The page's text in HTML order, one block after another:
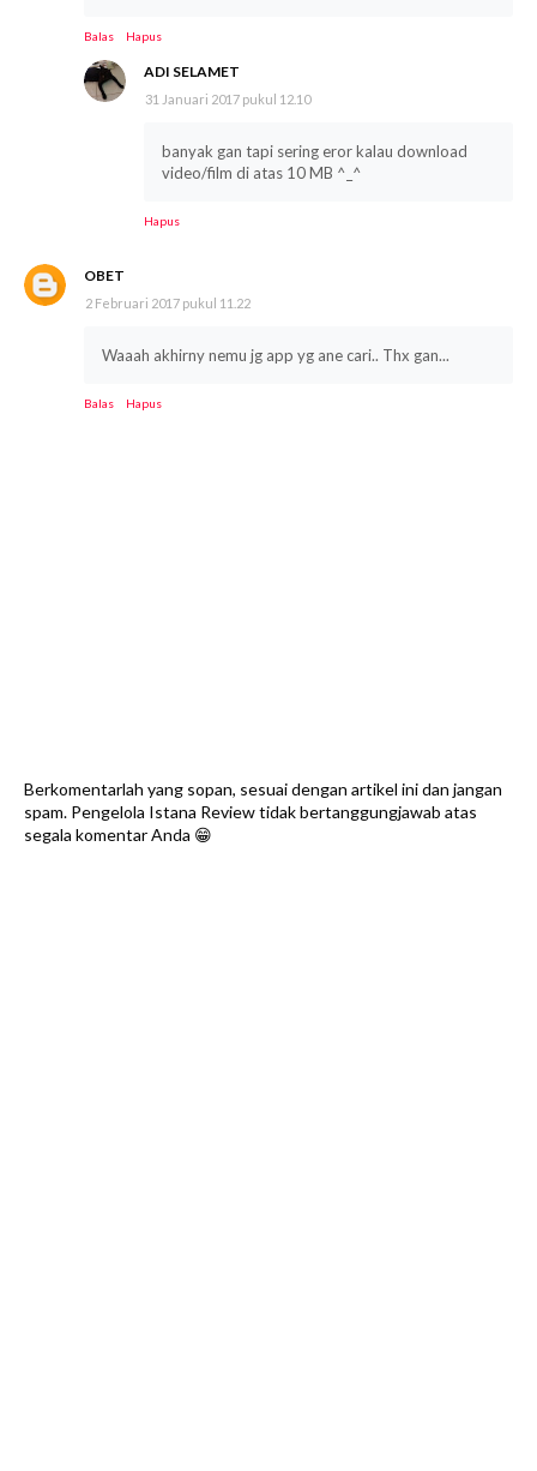
Balas Hapus
ADI SELAMET
31 Januari 2017 pukul 12.10
banyak gan tapi sering eror kalau download
video/film di atas 10 MB ^_^
Hapus
OBET
2 Februari 2017 pukul 11.22
Waaah akhirny nemu jg app yg ane cari.. Thx gan...
Balas Hapus
Berkomentarlah yang sopan, sesuai dengan artikel ini dan jangan
spam. Pengelola Istana Review tidak bertanggungjawab atas
segala komentar Anda 😁